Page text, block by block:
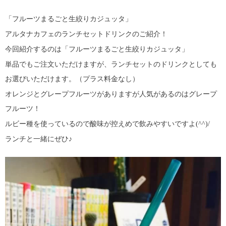
「フルーツまるごと生絞りカジュッタ」
アルタナカフェのランチセットドリンクのご紹介！
今回紹介するのは「フルーツまるごと生絞りカジュッタ」
単品でもご注文いただけますが、ランチセットのドリンクとしても
お選びいただけます。（プラス料金なし）
オレンジとグレープフルーツがありますが人気があるのはグレープ
フルーツ！
ルビー種を使っているので酸味が控えめで飲みやすいですよ(^^)/
ランチと一緒にぜひ♪